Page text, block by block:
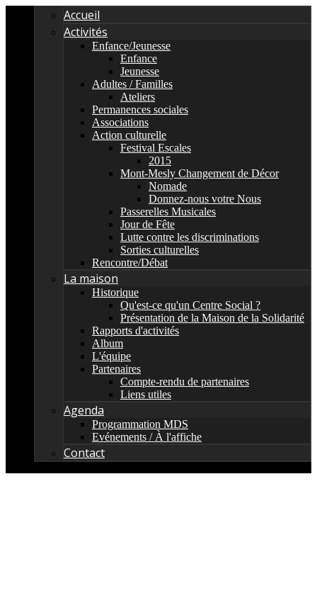
Accueil
Activités
Enfance/Jeunesse
Enfance
Jeunesse
Adultes / Familles
Ateliers
Permanences sociales
Associations
Action culturelle
Festival Escales
2015
Mont-Mesly Changement de Décor
Nomade
Donnez-nous votre Nous
Passerelles Musicales
Jour de Fête
Lutte contre les discriminations
Sorties culturelles
Rencontre/Débat
La maison
Historique
Qu'est-ce qu'un Centre Social ?
Présentation de la Maison de la Solidarité
Rapports d'activités
Album
L'équipe
Partenaires
Compte-rendu de partenaires
Liens utiles
Agenda
Programmation MDS
Evénements / À l'affiche
Contact